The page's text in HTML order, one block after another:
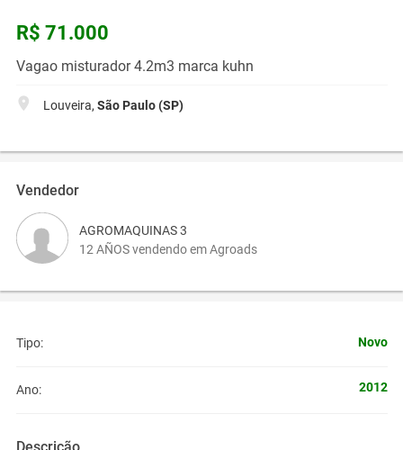
R$ 71.000
Vagao misturador 4.2m3 marca kuhn
Louveira, São Paulo (SP)
Vendedor
AGROMAQUINAS 3
12 AÑOS vendendo em Agroads
Tipo: Novo
Ano: 2012